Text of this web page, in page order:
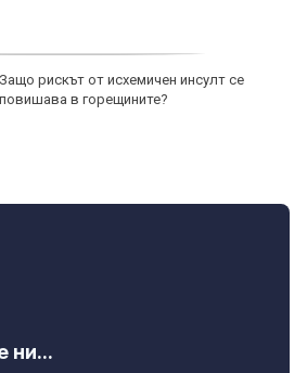
Защо рискът от исхемичен инсулт се
повишава в горещините?
ни...